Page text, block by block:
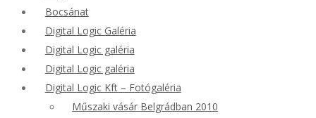
Bocsánat
Digital Logic Galéria
Digital Logic galéria
Digital Logic galéria
Digital Logic Kft – Fotógaléria
Műszaki vásár Belgrádban 2010